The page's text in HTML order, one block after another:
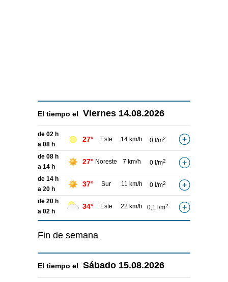
El tiempo el Viernes 14.08.2026
de 02 h
a 08 h
27° Este 14 km/h 0 l/m2
de 08 h
a 14 h
27° Noreste 7 km/h 0 l/m2
de 14 h
a 20 h
37° Sur 11 km/h 0 l/m2
de 20 h
a 02 h
34° Este 22 km/h 0,1 l/m2
Fin de semana
El tiempo el Sábado 15.08.2026